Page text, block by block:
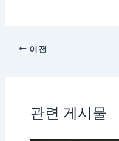
이전
관련 게시물